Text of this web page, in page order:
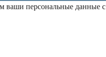
ваши персональные данные